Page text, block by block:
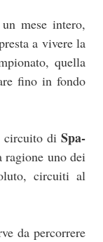
mese intero,
a vivere la
quella
fino in fondo
circuito di Spa-
uno dei
circuiti al
da percorrere